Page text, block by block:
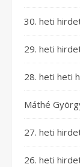
30. heti
29. heti
28. heti heti
Máthé
27. heti
26. heti